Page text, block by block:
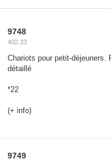
9748
402.33
Chariots pour petit-
détaillé
*22
(+ info)
9749